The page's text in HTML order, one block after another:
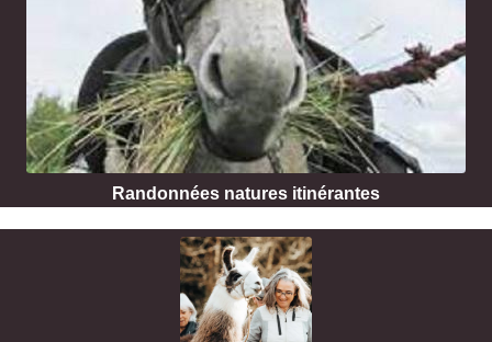
Randonnées natures itinérantes